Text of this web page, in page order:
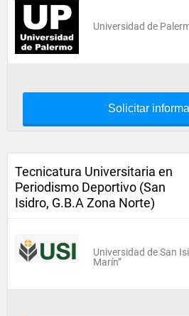
Universidad de
Solicitar
Tecnicatura Universitaria en
Periodismo Deportivo (San
Isidro, G.B.A Zona Norte)
Universidad de San
Marín”